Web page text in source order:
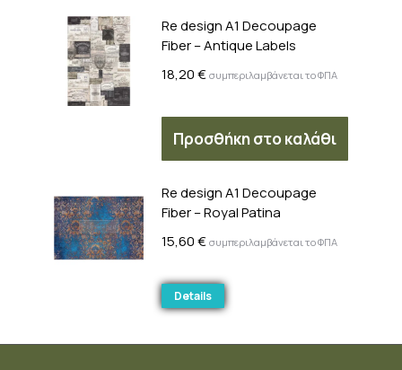
Re design A1 Decoupage
Fiber – Antique Labels
18,20€ συμπεριλαμβάνεται το ΦΠΑ
Προσθήκη στο καλάθι
Re design A1 Decoupage
Fiber – Royal Patina
15,60€ συμπεριλαμβάνεται το ΦΠΑ
Details